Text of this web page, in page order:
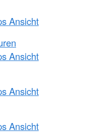
Ansicht
Ansicht
Ansicht
Ansicht